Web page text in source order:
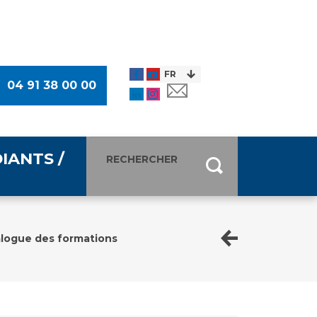
04 91 38 00 00
/
des formations